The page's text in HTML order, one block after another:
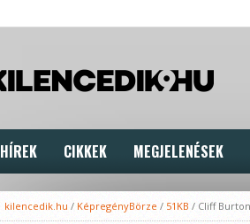
HÍREK CIKKEK MEGJELENÉSEK
kilencedik.hu / KépregényBörze / 51KB / Cliff